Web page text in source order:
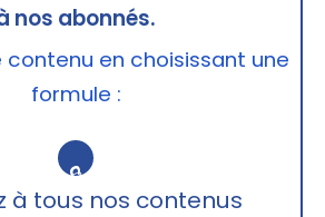
nos abonnés.
contenu en choisissant une
formule :
🔒
à tous nos contenus